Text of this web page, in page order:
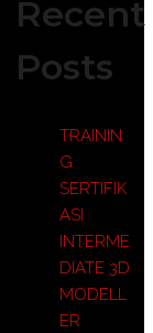
Recent
Posts
TRAININ
G
SERTIFIK
ASI
INTERME
DIATE 3D
MODELL
ER